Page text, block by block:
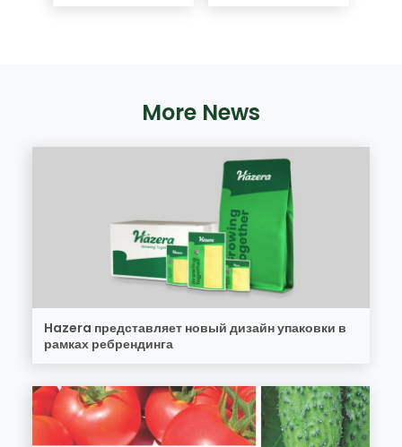
More News
Hazera представляет новый дизайн упаковки в
рамках ребрендинга